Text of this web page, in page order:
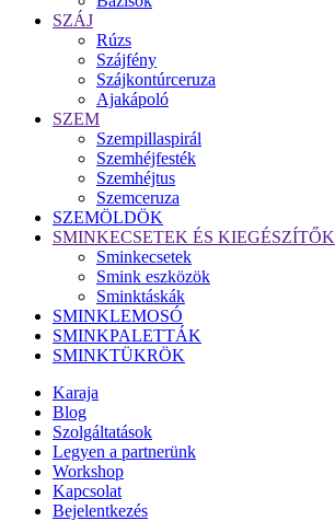
SZÁJ
Rúzs
Szájfény
Szájkontúrceruza
Ajakápoló
SZEM
Szempillaspirál
Szemhéjfesték
Szemhéjtus
Szemceruza
SZEMÖLDÖK
SMINKECSETEK ÉS KIEGÉSZÍTŐK
Sminkecsetek
Smink eszközök
Sminktáskák
SMINKLEMOSÓ
SMINKPALETTÁK
SMINKTÜKRÖK
Karaja
Blog
Szolgáltatások
Legyen a partnerünk
Workshop
Kapcsolat
Bejelentkezés